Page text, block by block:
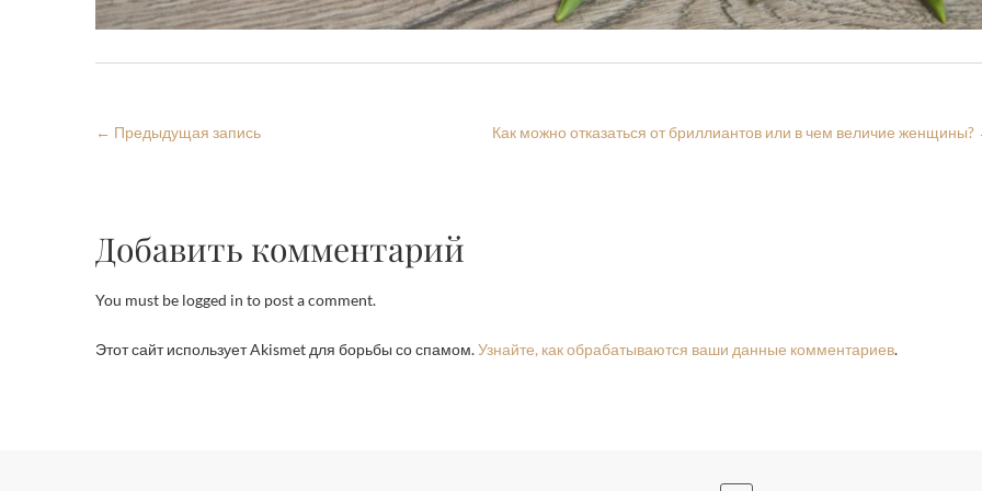
← Предыдущая запись Как можно отказаться от бриллиантов или в чем величие женщины?
Добавить комментарий
You must be logged in to post a comment.
Этот сайт использует Akismet для борьбы со спамом.Узнайте, как обрабатываются ваши данные комментариев.